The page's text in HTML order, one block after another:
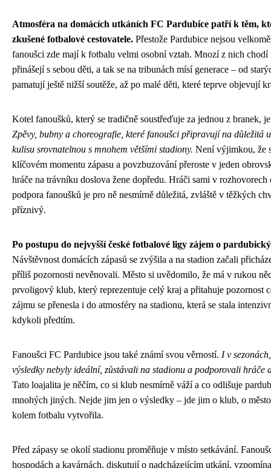
Atmosféra na domácích utkáních FC Pardubice patří k těm,
zkušené fotbalové cestovatele. Přestože Pardubice nejsou
fanoušci zde mají k fotbalu velmi osobní vztah. Mnozí z nich chodí
přinášejí s sebou děti, a tak se na tribunách mísí generace – od
pamatují ještě nižší soutěže, až po malé děti, které teprve objevují
Kotel fanoušků, který se tradičně soustřeďuje za jednou z branek,
Zpěvy, bubny a choreografie, které fanoušci připravují na důležitá
kulisu srovnatelnou s mnohem většími stadiony. Není výjimkou, že
klíčovém momentu zápasu a povzbuzování přeroste v jeden
hráče na trávníku doslova žene dopředu. Hráči sami v
podpora fanoušků je pro ně nesmírně důležitá, zvláště v těžkých
příznivý.
Po postupu do nejvyšší české fotbalové ligy zájem o
Návštěvnost domácích zápasů se zvýšila a na stadion začali
příliš pozornosti nevěnovali. Město si uvědomilo, že má v rukou
prvoligový klub, který reprezentuje celý kraj a přitahuje pozornost
zájmu se přenesla i do atmosféry na stadionu, která se stala
kdykoli předtím.
Fanoušci FC Pardubice jsou také známí svou věrností. I v
výsledky nebyly ideální, zůstávali na stadionu a podporovali hráče
Tato loajalita je něčím, co si klub nesmírně váží a co odlišuje
mnohých jiných. Nejde jim jen o výsledky – jde jim o klub, o
kolem fotbalu vytvořila.
Před zápasy se okolí stadionu proměňuje v místo setkávání.
hospodách a kavárnách, diskutují o nadcházejícím utkání,